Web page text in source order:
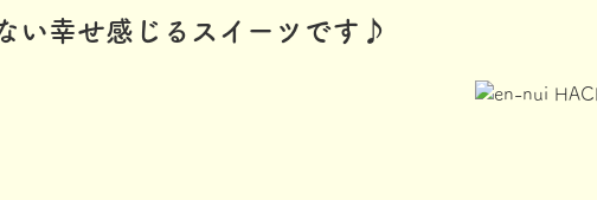
い幸せ感じるスイーツです♪